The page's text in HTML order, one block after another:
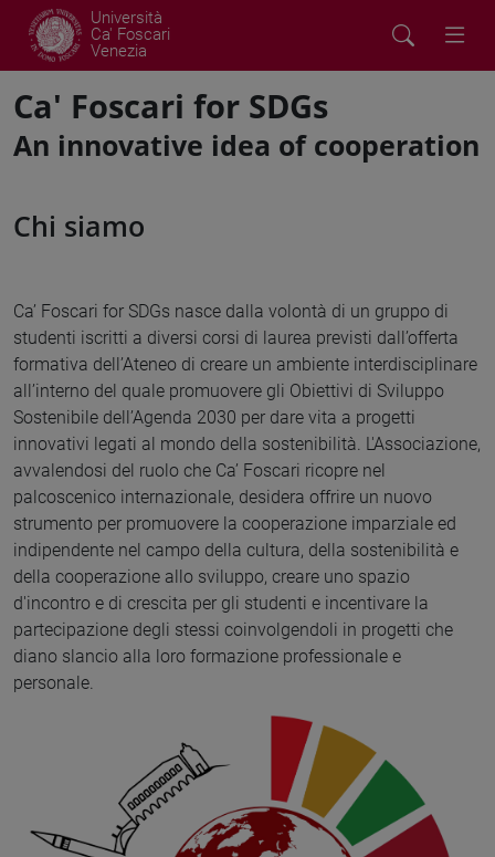
Università
Ca' Foscari
Venezia
Ca' Foscari for SDGs
An innovative idea of cooperation
Chi siamo
Ca’ Foscari for SDGs nasce dalla volontà di un gruppo di
studenti iscritti a diversi corsi di laurea previsti dall’offerta
formativa dell’Ateneo di creare un ambiente interdisciplinare
all’interno del quale promuovere gli Obiettivi di Sviluppo
Sostenibile dell’Agenda 2030 per dare vita a progetti
innovativi legati al mondo della sostenibilità. L'Associazione,
avvalendosi del ruolo che Ca’ Foscari ricopre nel
palcoscenico internazionale, desidera offrire un nuovo
strumento per promuovere la cooperazione imparziale ed
indipendente nel campo della cultura, della sostenibilità e
della cooperazione allo sviluppo, creare uno spazio
d'incontro e di crescita per gli studenti e incentivare la
partecipazione degli stessi coinvolgendoli in progetti che
diano slancio alla loro formazione professionale e
personale.